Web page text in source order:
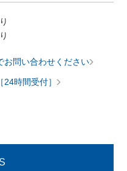
お問い合わせください
24時間受付］